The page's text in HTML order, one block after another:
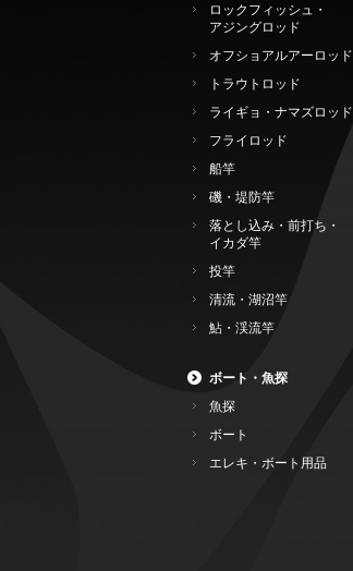
ロックフィッシュ・
アジングロッド
オフショアルアーロッド
トラウトロッド
ライギョ・ナマズロッド
フライロッド
船竿
磯・堤防竿
落とし込み・前打ち・
イカダ竿
投竿
清流・湖沼竿
鮎・渓流竿
ボート・魚探
魚探
ボート
エレキ・ボート用品